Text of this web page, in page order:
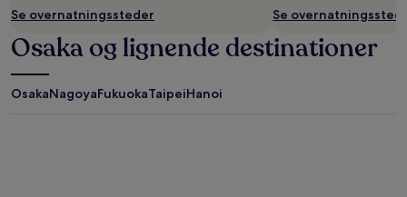
Se overnatningssteder
Se
Osaka og lignende destinationer
OsakaNagoyaFukuokaTaipeiHanoi